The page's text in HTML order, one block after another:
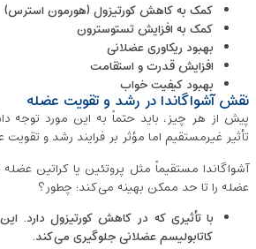
کمک به کاهش کورتیزول (هورمون استرس)
کمک به افزایش تستوسترون
بهبود ریکاوری عضلانی
افزایش قدرت و استقامت
بهبود کیفیت خواب
نقش آشواگاندا در رشد و تقویت عضله
پیش از هر چیز، باید حتماً به این مورد توجه
تأثیر غیرمستقیم اما مؤثر بر فرایند رشد و تقویت
آشواگاندا مستقیماً مثل پروتئین یا کراتین
عضله را تا حد ممکن بهینه می‌کند؛ چطور؟
با تأثیری که در کاهش کورتیزول دارد.
کاتابولیسم عضلانی جلوگیری می‌کند.